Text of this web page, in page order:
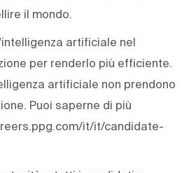
il mondo.
artificiale nel
per renderlo più efficiente.
artificiale non prendono
Puoi saperne di più
it/it/candidate-